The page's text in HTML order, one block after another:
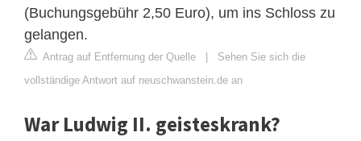
(Buchungsgebühr 2,50 Euro), um ins Schloss zu
gelangen.
Antrag auf Entfernung der Quelle | Sehen Sie sich die
vollständige Antwort auf neuschwanstein.de an
War Ludwig II. geisteskrank?